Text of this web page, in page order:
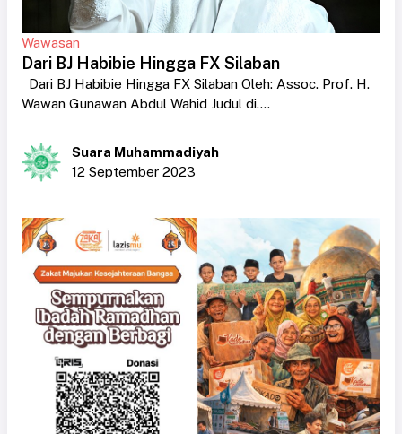
Wawasan
Dari BJ Habibie Hingga FX Silaban
Dari BJ Habibie Hingga FX Silaban Oleh: Assoc. Prof. H.
Wawan Gunawan Abdul Wahid Judul di....
Suara Muhammadiyah
12 September 2023